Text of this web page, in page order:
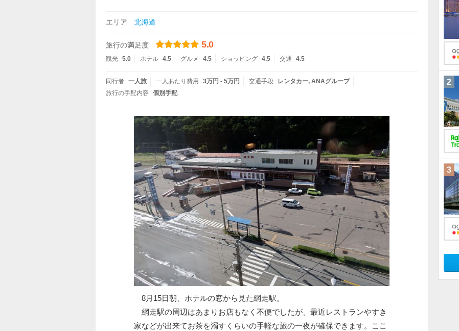
エリア 北海道
旅行の満足度 5.0
観光 5.0 ホテル 4.5 グルメ 4.5 ショッピング 4.5 交通 4.5
同行者 一人旅 一人あたり費用 3万円 - 5万円 交通手段 レンタカー ANAグループ
旅行の手配内容
個別手配
8月15日朝、ホテルの窓から見た網走駅。
網走駅の周辺はあまりお店もなく不便でしたが、最近レストランやすき
家などが出来てお茶を濁すくらいの手軽な旅の一夜が確保できます。ここ
2
3